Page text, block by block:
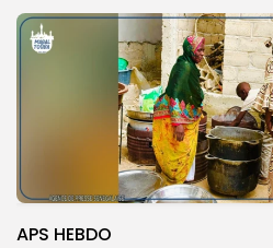
APS HEBDO